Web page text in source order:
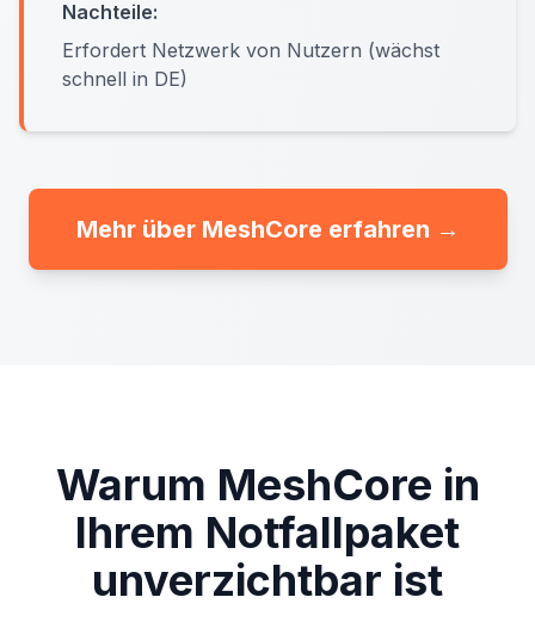
Nachteile:
Erfordert Netzwerk von Nutzern (wächst
schnell in DE)
Mehr über MeshCore erfahren →
Warum MeshCore in
Ihrem Notfallpaket
unverzichtbar ist